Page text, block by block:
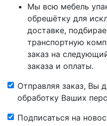
Мы всю мебель
обрешётку для
доставке,
транспортную
заказ на
заказа и оплаты.
Отправляя заказ, Вы
обработку Ваших
Подписаться на